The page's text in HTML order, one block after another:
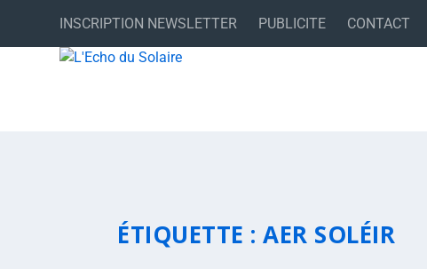
INSCRIPTION NEWSLETTER PUBLICITE CONTACT
ÉTIQUETTE : AER SOLÉIR